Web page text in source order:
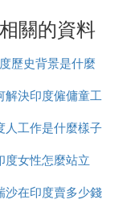
的國土。
軍事和談判成功
今錫克教徒已成
東北部部落民和
叢林之中，克什
用了近乎軍事管
關的資料
歷史背景是什麼
解決印度僱傭童工
的問題
人工作是什麼樣子
度女性怎麼站立
沙在印度賣多少錢